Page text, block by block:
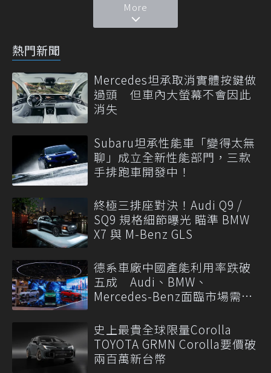
More
熱門新聞
Mercedes坦承取消實體按鍵做
過頭 但車內大螢幕不會因此
消失
Subaru坦承性能車「變得太無
聊」成立全新性能部門，三款
手排跑車開發中！
終極三排座對決！Audi Q9 /
SQ9 規格細節曝光 瞄準 BMW
X7 與 M-Benz GLS
德系車廠中國產能利用率跌破
五成 Audi、BMW、
Mercedes-Benz面臨市場需求
史上最貴全球限量Corolla
TOYOTA GRMN Corolla要價破
兩百萬新台幣